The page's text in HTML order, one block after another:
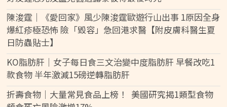
陳浚霆｜《愛回家》風少陳浚霆歐遊行山出事 1原因全身
爆紅疹極恐怖 險「毀容」急回港求醫【附皮膚科醫生夏
日防蟲貼士】
KO脂肪肝｜女子每日食三文治變中度脂肪肝 早餐改吃1
款食物 半年激減15磅逆轉脂肪肝
折壽食物｜大量常見食品上榜！ 美國研究揭1類型食物